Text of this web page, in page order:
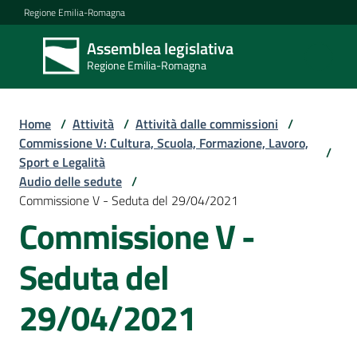
Vai al contenuto
Vai alla navigazione
Vai al footer
Regione Emilia-Romagna
Assemblea legislativa
Regione Emilia-Romagna
Assemblea
legislativa
Regione Emilia-
Assemblea
Attività
Home / Attività / Attività dalle commissioni /
Commissione V: Cultura, Scuola, Formazione, Lavoro,
Sport e Legalità
/
Audio delle sedute /
Commissione V - Seduta del 29/04/2021
Commissione V -
Seduta del
29/04/2021